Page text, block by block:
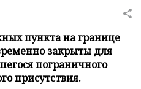
пункта на границе
закрыты для
пограничного
присутствия.